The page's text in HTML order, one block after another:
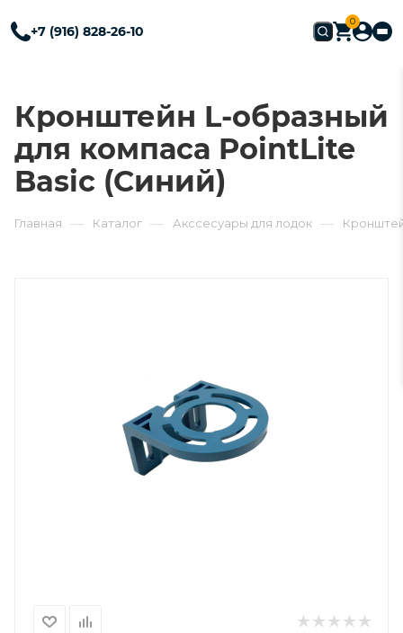
+7 (916) 828-26-10
0
Кронштейн L-образный
для компаса PointLite
Basic (Синий)
Главная — Каталог — Акссесуары для лодок —